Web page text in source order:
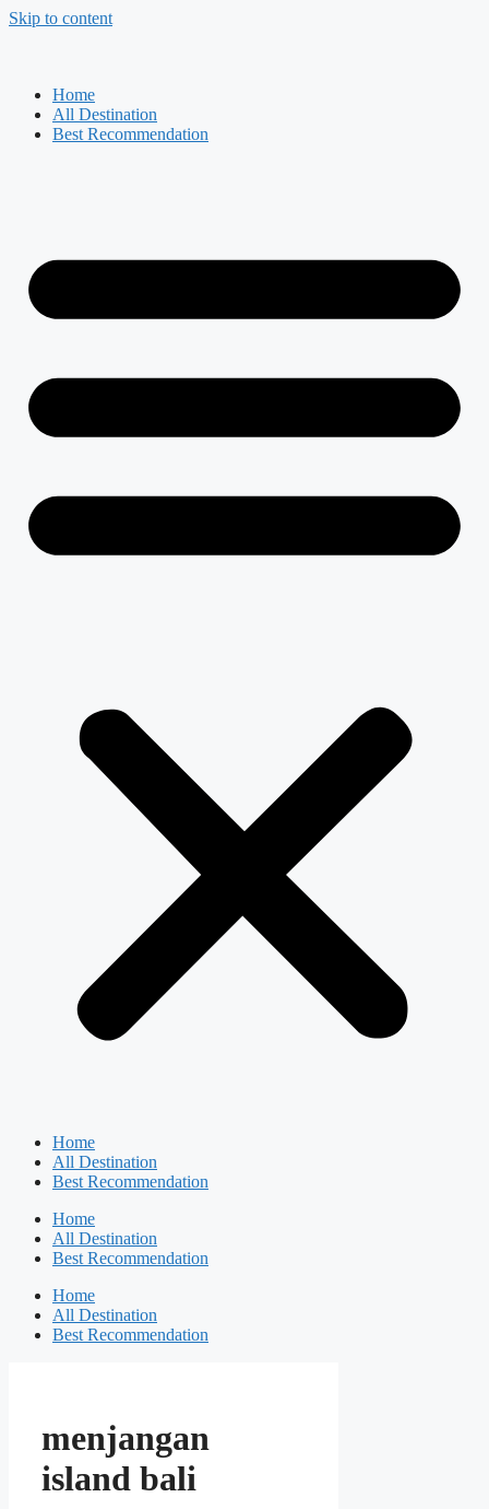
Skip to content
Home
All Destination
Best Recommendation
Home
All Destination
Best Recommendation
Home
All Destination
Best Recommendation
Home
All Destination
Best Recommendation
menjangan
island bali